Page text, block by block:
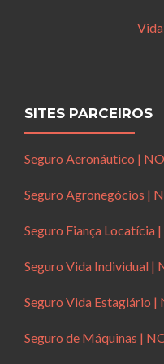
SITES PARCEIROS
Seguro Aeronáutico |
Seguro Agronegócios |
Seguro Fiança Locatícia
Seguro Vida Individual |
Seguro Vida Estagiário
Seguro de Máquinas |